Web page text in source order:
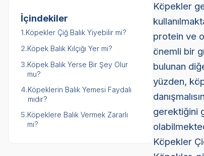
İçindekiler
1.Köpekler Çiğ Balık Yiyebilir mi?
2.Köpek Balık Kılçığı Yer mi?
3.Köpek Balık Yerse Bir Şey Olur
mu?
4.Köpeklerin Balık Yemesi Faydalı
mıdır?
5.Köpeklere Balık Vermek Zararlı
mı?
Köpekler
protein ve
önemli bir
bulunan
yüzden,
gerektiğini
Köpekler